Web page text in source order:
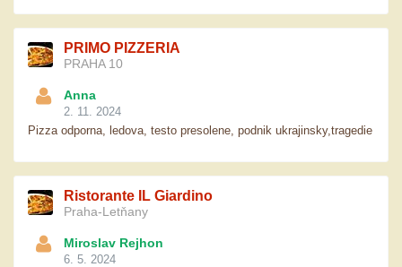
PRIMO PIZZERIA
PRAHA 10
Anna
2. 11. 2024
Pizza odporna, ledova, testo presolene, podnik ukrajinsky,tragedie
Ristorante IL Giardino
Praha-Letňany
Miroslav Rejhon
6. 5. 2024